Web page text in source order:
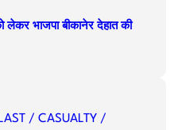
लेकर भाजपा बीकानेर देहात की
/ CASUALTY /